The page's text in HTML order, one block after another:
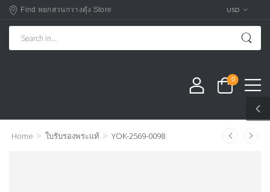
Find หยกสวนกวางตุัง Store USD
0
Home > ใบรับรองพระแท้ > YOK-2569-0098